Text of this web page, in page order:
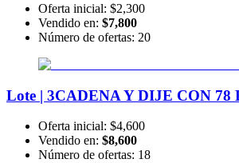
Oferta inicial: $2,300
Vendido en: $7,800
Número de ofertas: 20
Lote | 3CADENA Y DIJE CON
Oferta inicial: $4,600
Vendido en: $8,600
Número de ofertas: 18